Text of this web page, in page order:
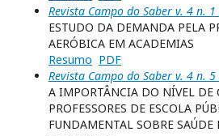
Revista Campo do Saber v. 4 n.
ESTUDO DA DEMANDA PELA
AERÓBICA EM ACADEMIAS
Resumo PDF
Revista Campo do Saber v. 4 n.
A IMPORTÂNCIA DO NÍVEL DE
PROFESSORES DE ESCOLA
FUNDAMENTAL SOBRE SAÚDE